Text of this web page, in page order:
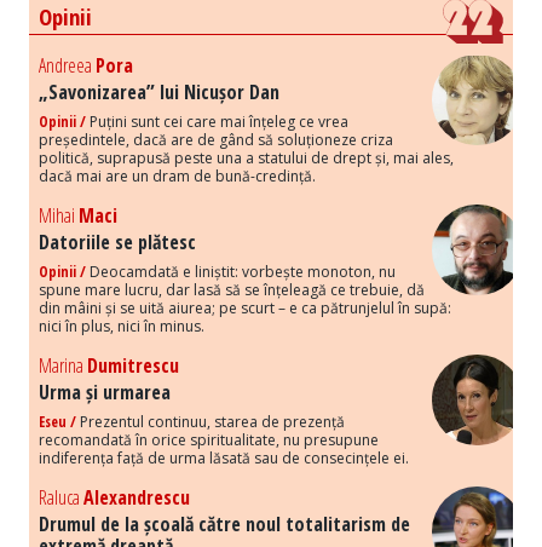
Opinii
Andreea Pora
„Savonizarea” lui Nicușor Dan
Opinii / Puțini sunt cei care mai înțeleg ce vrea
președintele, dacă are de gând să soluționeze criza
politică, suprapusă peste una a statului de drept și, mai ales,
dacă mai are un dram de bună-credință.
Mihai Maci
Datoriile se plătesc
Opinii / Deocamdată e liniștit: vorbește monoton, nu
spune mare lucru, dar lasă să se înțeleagă ce trebuie, dă
din mâini și se uită aiurea; pe scurt – e ca pătrunjelul în supă:
nici în plus, nici în minus.
Marina Dumitrescu
Urma și urmarea
Eseu / Prezentul continuu, starea de prezență
recomandată în orice spiritualitate, nu presupune
indiferența față de urma lăsată sau de consecințele ei.
RalucaAlexandrescu
Drumul de la școală către noul totalitarism de